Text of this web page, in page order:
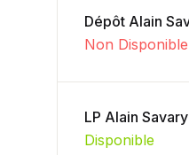
Dépôt Alain
Non Disponible
LP Alain Savary
Disponible